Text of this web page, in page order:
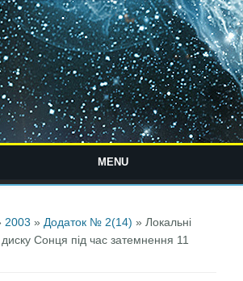
MENU
2003 » Додаток № 2(14) » Локальні
Сонця під час затемнення 11